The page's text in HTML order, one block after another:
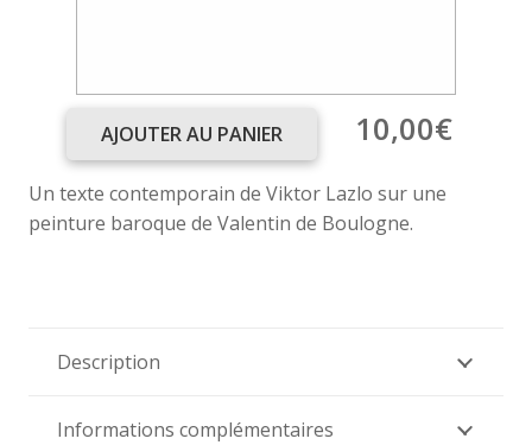
quantité
Mendier
le
AJOUTER AU PANIER 10,00€
Un texte contemporain de Viktor Lazlo sur une
peinture baroque de Valentin de Boulogne.
Description
Informations complémentaires